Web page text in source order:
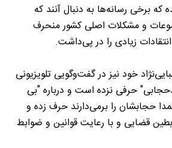
که برخی رسانه‌ها به دنبال آنند که
و مشکلات اصلی کشور منحرف
انتقادات زیادی را در پی‌داشت.
خود نیز در گفت‌وگویی تلویزیونی
حرفی نزده است و درباره "بی
حجابشان را برمی‌دارند حرف زده و
قضایی و با رعایت قوانین و ضوابط